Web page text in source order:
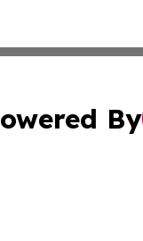
By